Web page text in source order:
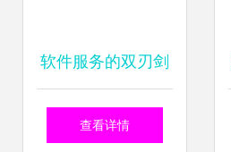
软件服务的双刃剑
便利还是隐私的终
查看详情